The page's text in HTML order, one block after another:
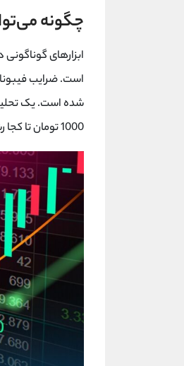
چگونه
ابزارهای
است. ضرایب
شده است. یک
1000 تومان تا کجا رشد خواهد کرد.